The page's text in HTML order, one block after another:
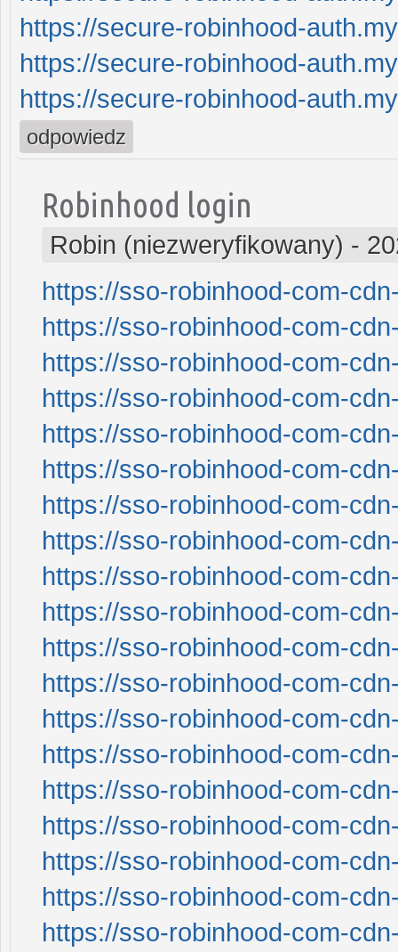
https://secure-robinhood-
https://secure-robinhood-
https://secure-robinhood-
odpowiedz
Robinhood login
Robin (niezweryfikowany) -
https://sso-robinhood-com-
https://sso-robinhood-com-
https://sso-robinhood-com-
https://sso-robinhood-com-
https://sso-robinhood-com-
https://sso-robinhood-com-
https://sso-robinhood-com-
https://sso-robinhood-com-
https://sso-robinhood-com-
https://sso-robinhood-com-
https://sso-robinhood-com-
https://sso-robinhood-com-
https://sso-robinhood-com-
https://sso-robinhood-com-
https://sso-robinhood-com-
https://sso-robinhood-com-
https://sso-robinhood-com-
https://sso-robinhood-com-
https://sso-robinhood-com-